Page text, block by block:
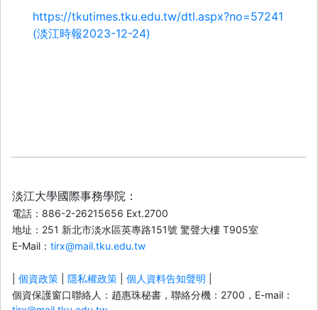
https://tkutimes.tku.edu.tw/dtl.aspx?no=57241
(淡江時報2023-12-24)
淡江大學國際事務學院：
電話：886-2-26215656 Ext.2700
地址：251 新北市淡水區英專路151號 驚聲大樓 T905室
E-Mail： tirx@mail.tku.edu.tw
個資政策 隱私權政策 個人資料告知聲明
個資保護窗口聯絡人：趙惠珠秘書，聯絡分機：2700，E-mail：